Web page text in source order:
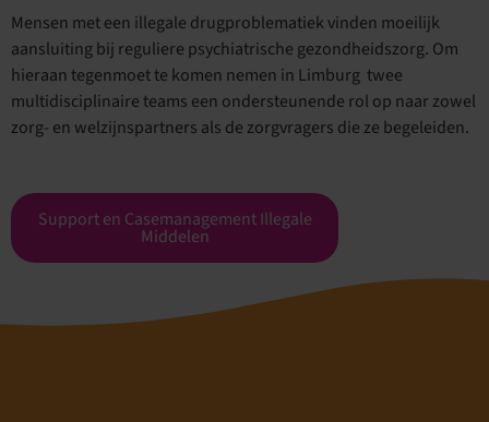
Mensen met een illegale drugproblematiek vinden moeilijk
aansluiting bij reguliere psychiatrische gezondheidszorg. Om
hieraan tegenmoet te komen nemen in Limburg twee
multidisciplinaire teams een ondersteunende rol op naar zowel
zorg- en welzijnspartners als de zorgvragers die ze begeleiden.
Support en Casemanagement Illegale
Middelen